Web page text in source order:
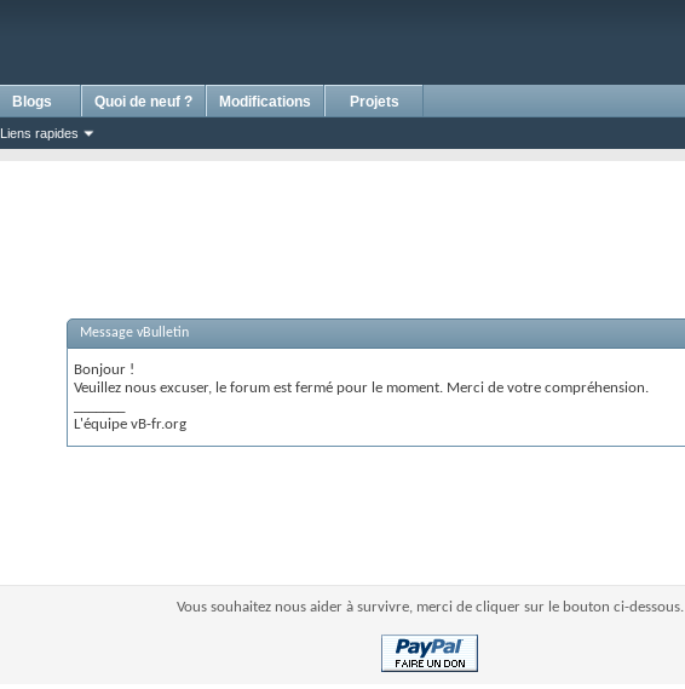
Liens rapides
Blogs Quoi de neuf ? Modifications Projets
Message vBulletin
Bonjour !
Veuillez nous excuser, le forum est fermé pour le moment. Merci de votre compréhension.
L'équipe vB-fr.org
Vous souhaitez nous aider à survivre, merci de cliquer sur le bouton ci-dessous.